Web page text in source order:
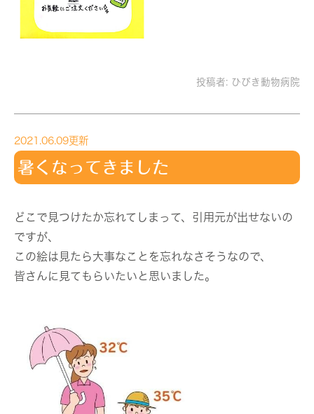
投稿者: ひびき動物病院
2021.06.09更新
暑くなってきました
どこで見つけたか忘れてしまって、引用元が出せないの
ですが、
この絵は見たら大事なことを忘れなさそうなので、
皆さんに見てもらいたいと思いました。